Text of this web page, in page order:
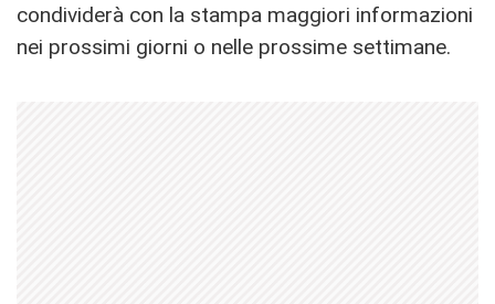
condividerà con la stampa maggiori informazioni
nei prossimi giorni o nelle prossime settimane.